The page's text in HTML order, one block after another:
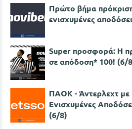
Πρώτο βήμα
ενισχυμένες
Super προσφορά: Η
σε απόδοση* 100! (6/
ΠΑΟΚ - Άντερλεχτ με
Ενισχυμένες
(6/8)